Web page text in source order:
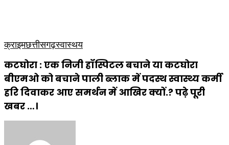
क्राइमछत्तीसगढ़स्वास्थय
कटघोरा : एक निजी हॉस्पिटल बचाने या कटघोरा
बीएमओ को बचाने पाली ब्लाक में पदस्थ स्वास्थ्य कर्मी
हरि दिवाकर आए समर्थन में आखिर क्यों.? पढ़े पूरी
खबर …।